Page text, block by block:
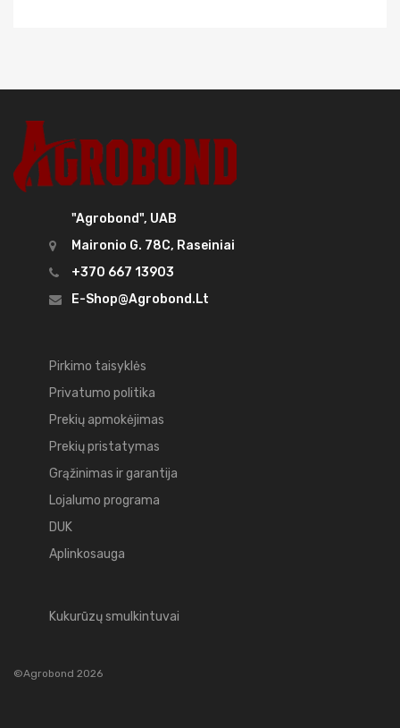
"Agrobond", UAB
Maironio G. 78C, Raseiniai
+370 667 13903
E-Shop@agrobond.lt
Pirkimo taisyklės
Privatumo politika
Prekių apmokėjimas
Prekių pristatymas
Grąžinimas ir garantija
Lojalumo programa
DUK
Aplinkosauga
Kukurūzų smulkintuvai
©Agrobond 2026